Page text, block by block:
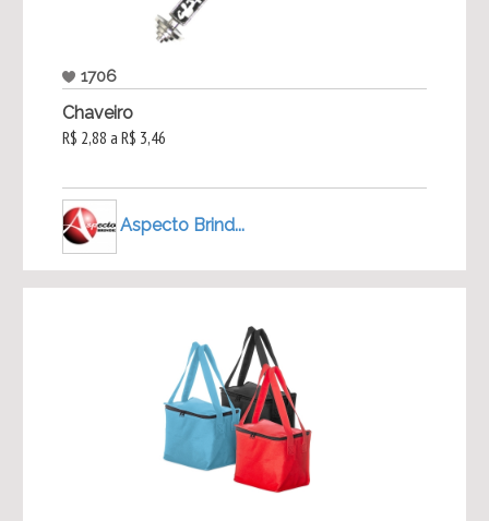
1706
Chaveiro
R$ 2,88 a R$ 3,46
Aspecto Brind...